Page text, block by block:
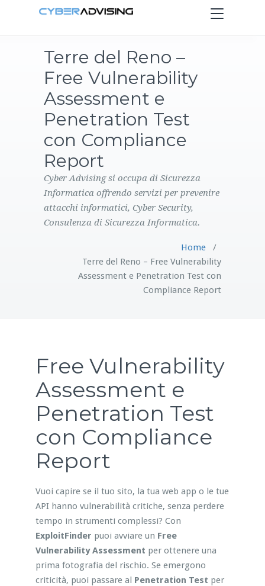
Toggle
navigation
PRODOTTI
CONTATTI
Terre del Reno –
Free Vulnerability
Assessment e
Penetration Test
con Compliance
Report
Cyber Advising si occupa di Sicurezza
Informatica offrendo servizi per prevenire
attacchi informatici, Cyber Security,
Consulenza di Sicurezza Informatica.
Home/
Terre del Reno – Free Vulnerability
Assessment e Penetration Test con
Compliance Report
Free Vulnerability
Assessment e
Penetration Test
con Compliance
Report
Vuoi capire se il tuo sito, la tua web app o le tue
API hanno vulnerabilità critiche, senza perdere
tempo in strumenti complessi? Con
ExploitFinder puoi avviare un Free
Vulnerability Assessment per ottenere una
prima fotografia del rischio. Se emergono
criticità, puoi passare al Penetration Test per